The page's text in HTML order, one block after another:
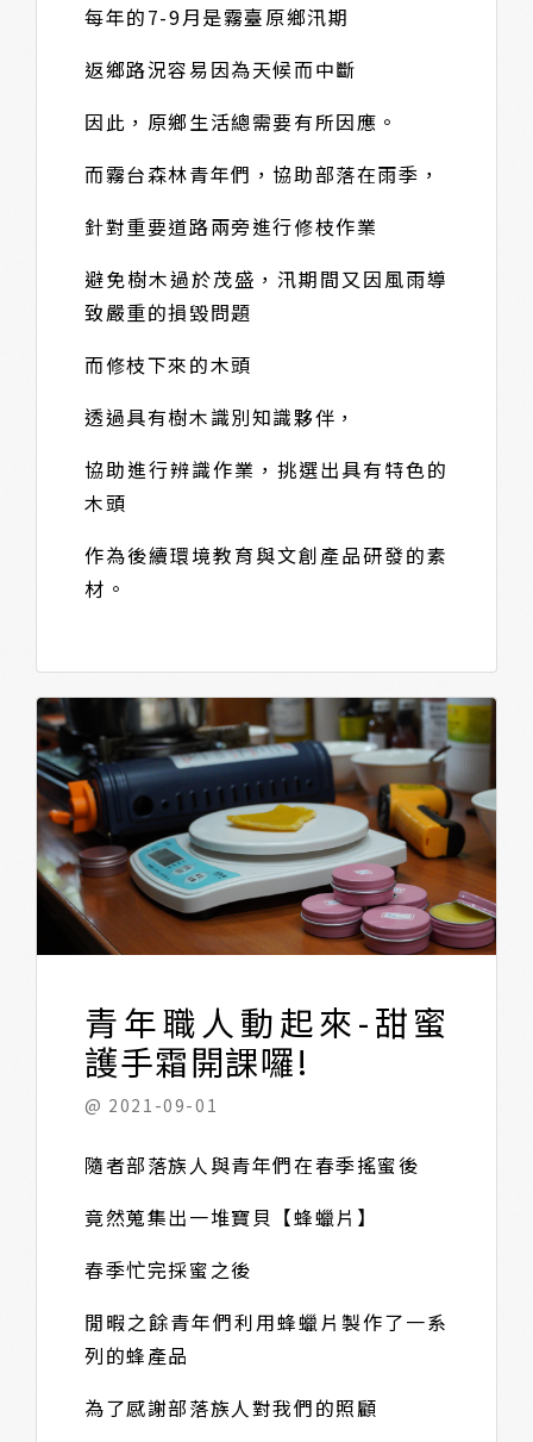
每年的7-9月是霧臺原鄉汛期
返鄉路況容易因為天候而中斷
因此，原鄉生活總需要有所因應。
而霧台森林青年們，協助部落在雨季，
針對重要道路兩旁進行修枝作業
避免樹木過於茂盛，汛期間又因風雨導
致嚴重的損毀問題
而修枝下來的木頭
透過具有樹木識別知識夥伴，
協助進行辨識作業，挑選出具有特色的
木頭
作為後續環境教育與文創產品研發的素
材。
青年職人動起來-甜蜜
護手霜開課囉!
@ 2021-09-01
隨者部落族人與青年們在春季搖蜜後
竟然蒐集出一堆寶貝【蜂蠟片】
春季忙完採蜜之後
閒暇之餘青年們利用蜂蠟片製作了一系
列的蜂產品
為了感謝部落族人對我們的照顧